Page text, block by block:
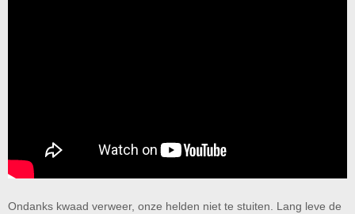
Ondanks kwaad verweer, onze helden niet te stuiten. Lang leve de